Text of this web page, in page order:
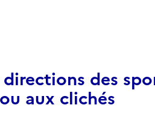
des
aux clichés